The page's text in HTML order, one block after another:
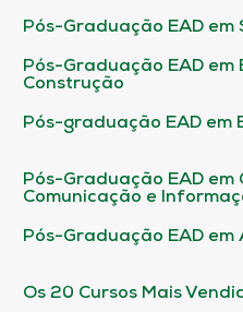
Pós-Graduação EAD
Pós-Graduação EAD
Construção
Pós-graduação EAD em
Pós-Graduação EAD em
Comunicação e
Pós-Graduação EAD
Os 20 Cursos Mais